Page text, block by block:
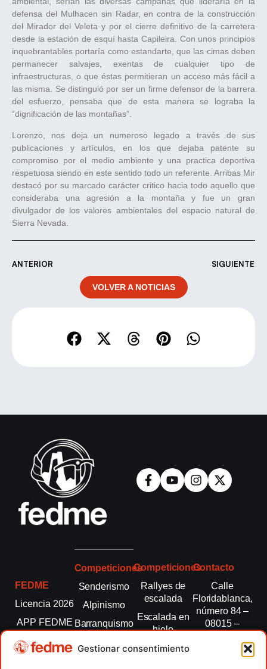
Gestionar consentimiento
defensa del Mulhacen sin Radar, en contra de la construcción
del Mirador del Veleta y por el cierre definitivo de la carretera
desde la estación de esquí hasta Capileira. Con unos principios
inquebrantables portaría como estandarte, que las cimas deben
permanecer salvajes, exentas de cualquier tipo de
infraestructuras, o que éstas permitieran un acceso más fácil a
las misma. Se distinguió por ser un firme defensor de la barrera
del esfuerzo, pensaba que de esta manera se lograba la
“dignificación de las montañas”.
Lorenzo, nos deja un numeroso legado a través de sus
publicaciones y artículos, en los que dejaba patente su
compromiso por el medio ambiente y una practica deportiva
respetuosa siendo en este sentido todo un referente. Arribas Mir
destacó por su marcado carácter critico hacia todo aquello que
consideraba una agresión a la montaña y fue un gran
divulgador de los valores ambientales del espacio natural de
Sierra Nevada.
ANTERIOR SIGUIENTE
VOLVER A NOTICIAS
FEDME
Licencia 2026
APP FEDME
Transparencia
Competiciones
Senderismo
Alpinismo
Barranquismo
montaña
Competiciones
Rallyes de
escalada
Escalada en
hielo
Esquí de
Contacto
Calle
Floridablanca,
número 84 –
08015 –
fedme@fedme.es